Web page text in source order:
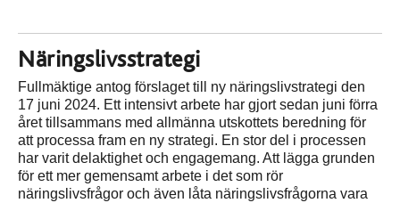
Näringslivsstrategi
Fullmäktige antog förslaget till ny näringslivstrategi den
17 juni 2024. Ett intensivt arbete har gjort sedan juni förra
året tillsammans med allmänna utskottets beredning för
att processa fram en ny strategi. En stor del i processen
har varit delaktighet och engagemang. Att lägga grunden
för ett mer gemensamt arbete i det som rör
näringslivsfrågor och även låta näringslivsfrågorna vara